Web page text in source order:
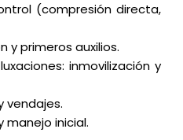
(compresión directa,
y primeros auxilios.
inmovilización y
vendajes.
manejo inicial.